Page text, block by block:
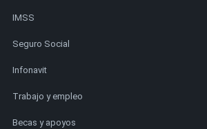
IMSS
Seguro Social
Infonavit
Trabajo y empleo
Becas y apoyos